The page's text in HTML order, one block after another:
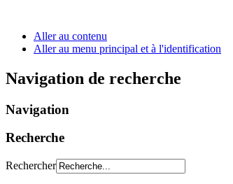
Aller au contenu
Aller au menu principal et à l'identification
Navigation de recherche
Navigation
Recherche
Rechercher